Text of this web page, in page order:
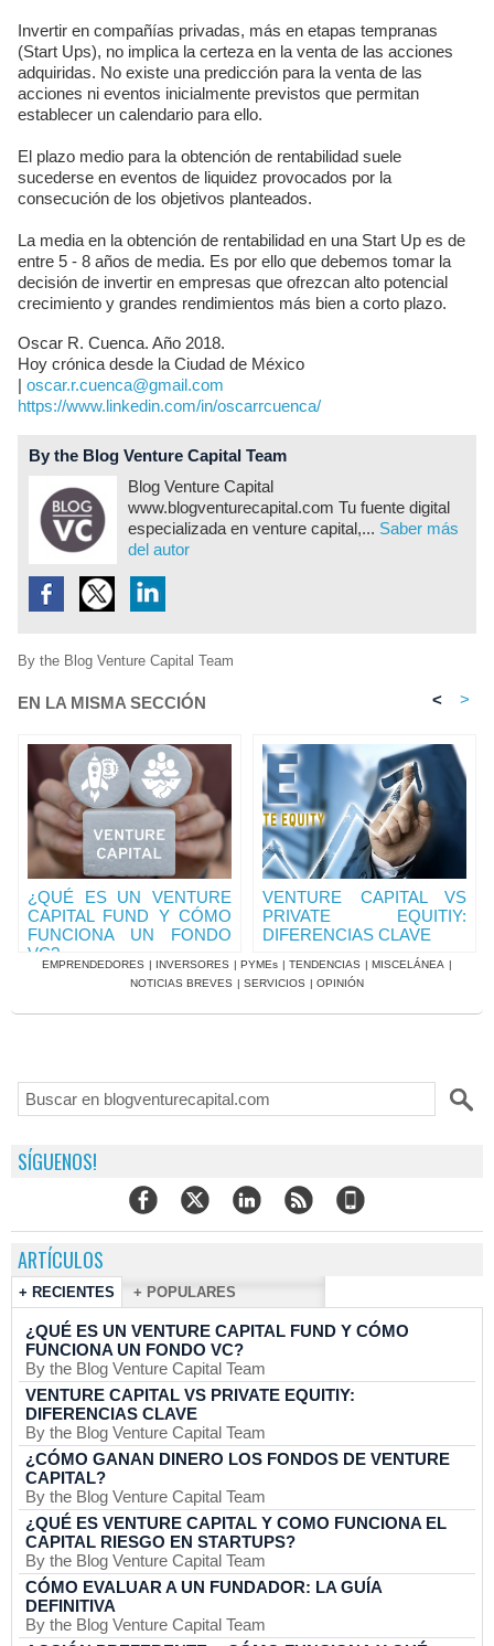
Invertir en compañías privadas, más en etapas tempranas
(Start Ups), no implica la certeza en la venta de las acciones
adquiridas. No existe una predicción para la venta de las
acciones ni eventos inicialmente previstos que permitan
establecer un calendario para ello.
El plazo medio para la obtención de rentabilidad suele
sucederse en eventos de liquidez provocados por la
consecución de los objetivos planteados.
La media en la obtención de rentabilidad en una Start Up es de
entre 5 - 8 años de media. Es por ello que debemos tomar la
decisión de invertir en empresas que ofrezcan alto potencial
crecimiento y grandes rendimientos más bien a corto plazo.
Oscar R. Cuenca. Año 2018.
Hoy crónica desde la Ciudad de México
| oscar.r.cuenca@gmail.com
https://www.linkedin.com/in/oscarrcuenca/
By the Blog Venture Capital Team
Blog Venture Capital
www.blogventurecapital.com Tu fuente digital
especializada en venture capital,... Saber más
del autor
By the Blog Venture Capital Team
EN LA MISMA SECCIÓN < >
¿QUÉ ES UN VENTURE
CAPITAL FUND Y CÓMO
FUNCIONA UN FONDO
VC?
VENTURE CAPITAL VS
PRIVATE EQUITIY:
DIFERENCIAS CLAVE
EMPRENDEDORES | INVERSORES | PYMEs | TENDENCIAS | MISCELÁNEA |
NOTICIAS BREVES | SERVICIOS | OPINIÓN
SÍGUENOS!
ARTÍCULOS
+ RECIENTES + POPULARES
¿QUÉ ES UN VENTURE CAPITAL FUND Y CÓMO
FUNCIONA UN FONDO VC?
By the Blog Venture Capital Team
VENTURE CAPITAL VS PRIVATE EQUITIY:
DIFERENCIAS CLAVE
By the Blog Venture Capital Team
¿CÓMO GANAN DINERO LOS FONDOS DE VENTURE
CAPITAL?
By the Blog Venture Capital Team
¿QUÉ ES VENTURE CAPITAL Y COMO FUNCIONA EL
CAPITAL RIESGO EN STARTUPS?
By the Blog Venture Capital Team
CÓMO EVALUAR A UN FUNDADOR: LA GUÍA
DEFINITIVA
By the Blog Venture Capital Team